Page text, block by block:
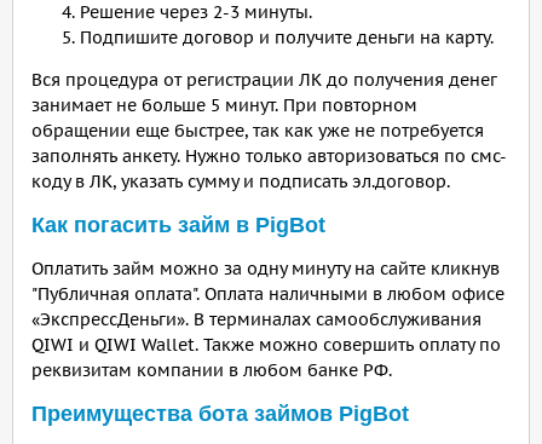
Решение через 2-3 минуты.
Подпишите договор и получите деньги на карту.
Вся процедура от регистрации ЛК до получения денег
занимает не больше 5 минут. При повторном
обращении еще быстрее, так как уже не потребуется
заполнять анкету. Нужно только авторизоваться по смс-
коду в ЛК, указать сумму и подписать эл.договор.
Как погасить займ в PigBot
Оплатить займ можно за одну минуту на сайте кликнув
"Публичная оплата". Оплата наличными в любом офисе
«ЭкспрессДеньги». В терминалах самообслуживания
QIWI и QIWI Wallet. Также можно совершить оплату по
реквизитам компании в любом банке РФ.
Преимущества бота займов PigBot